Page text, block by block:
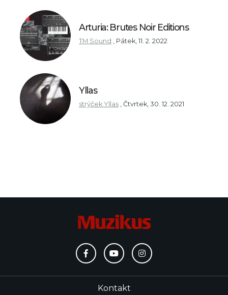
Arturia: Brutes Noir Editions
TM Sound , Pátek, 11. 2. 2022
Yllas
strýček Yllas , Čtvrtek, 30. 12. 2021
Kontakt